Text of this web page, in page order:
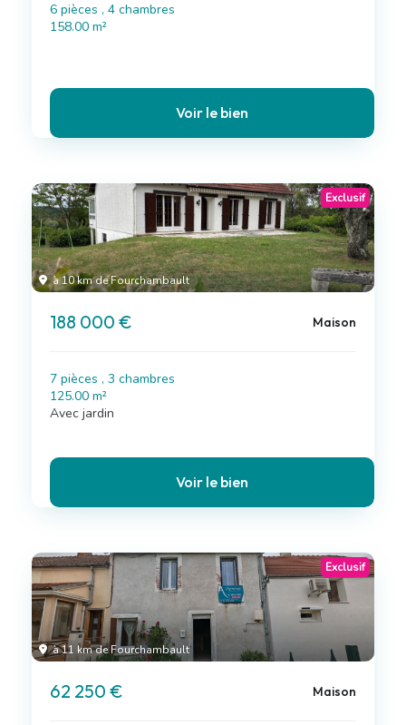
6 pièces , 4 chambres
158.00 m²
Voir le bien
à 10 km de Fourchambault
Exclusif
188 000 € Maison
7 pièces , 3 chambres
125.00 m²
Avec jardin
Voir le bien
à 11 km de Fourchambault
Exclusif
62 250 € Maison